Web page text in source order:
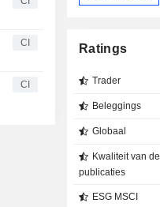
CI
CI
Ratings
Trader
Beleggings
Globaal
Kwaliteit van de
publicaties
ESG MSCI